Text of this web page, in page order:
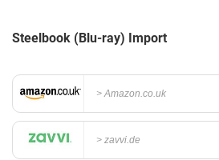
Steelbook (Blu-ray) Import
Amazon.co.uk
zavvi.de